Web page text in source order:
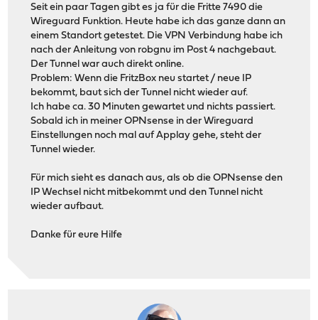
Seit ein paar Tagen gibt es ja für die Fritte 7490 die
Wireguard Funktion. Heute habe ich das ganze dann an
einem Standort getestet. Die VPN Verbindung habe ich
nach der Anleitung von robgnu im Post 4 nachgebaut.
Der Tunnel war auch direkt online.
Problem: Wenn die FritzBox neu startet / neue IP
bekommt, baut sich der Tunnel nicht wieder auf.
Ich habe ca. 30 Minuten gewartet und nichts passiert.
Sobald ich in meiner OPNsense in der Wireguard
Einstellungen noch mal auf Applay gehe, steht der
Tunnel wieder.
Für mich sieht es danach aus, als ob die OPNsense den
IP Wechsel nicht mitbekommt und den Tunnel nicht
wieder aufbaut.
Danke für eure Hilfe